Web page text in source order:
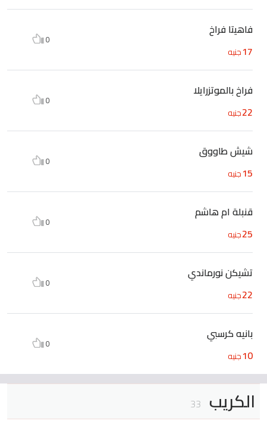
فاهيتا فراخ
17جنيه
0
فراخ بالموتزرايلا
22جنيه
0
شيش طاووق
15جنيه
0
قنبلة ام هاشم
25جنيه
0
تشيكن نورماندي
22جنيه
0
بانيه كرسبي
10جنيه
0
الكريب 33